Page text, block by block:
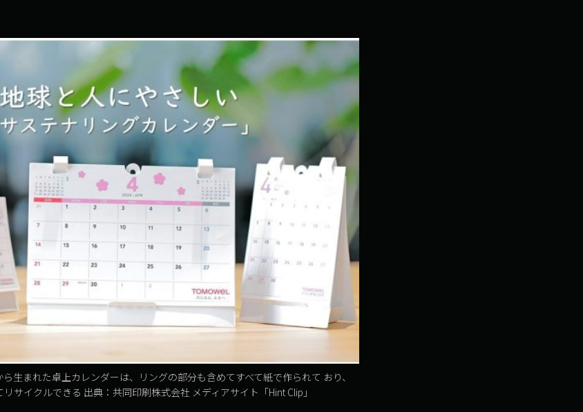
生まれた卓上カレンダーは、リングの部分も含めてすべて紙で作られて おり、
サイクルできる 出典：共同印刷株式会社 メディアサイト「Hint Clip」